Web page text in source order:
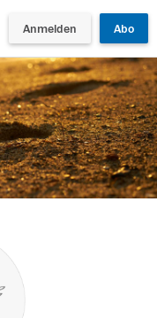
Anmelden Abo